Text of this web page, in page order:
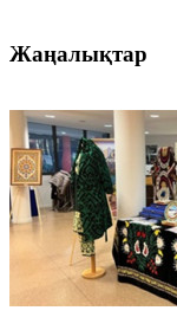
Жаңалықтар